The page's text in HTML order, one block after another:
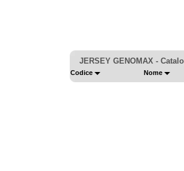
JERSEY GENOMAX -
Codice Nome